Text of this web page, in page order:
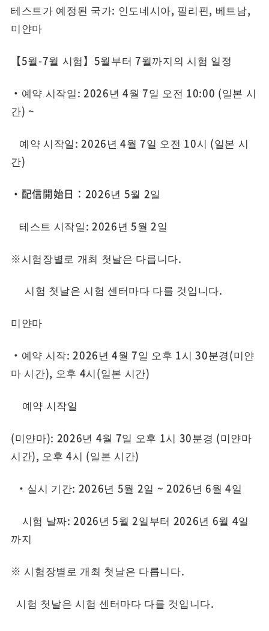
테스트가 예정된 국가: 인도네시아, 필리핀, 베트남,
미얀마
【5월-7월 시험】5월부터 7월까지의 시험 일정
・예약 시작일: 2026년 4월 7일 오전 10:00 (일본 시
간) ~
예약 시작일: 2026년 4월 7일 오전 10시 (일본 시
간)
・配信開始日：2026년 5월 2일
테스트 시작일: 2026년 5월 2일
※시험장별로 개최 첫날은 다릅니다.
시험 첫날은 시험 센터마다 다를 것입니다.
미얀마
・예약 시작: 2026년 4월 7일 오후 1시 30분경(미얀
마 시간), 오후 4시(일본 시간)
예약 시작일
(미얀마): 2026년 4월 7일 오후 1시 30분경 (미얀마
시간), 오후 4시 (일본 시간)
・실시 기간: 2026년 5월 2일 ~ 2026년 6월 4일
시험 날짜: 2026년 5월 2일부터 2026년 6월 4일
까지
※ 시험장별로 개최 첫날은 다릅니다.
시험 첫날은 시험 센터마다 다를 것입니다.